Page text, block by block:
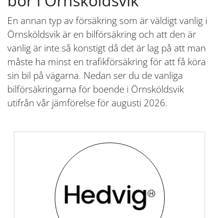
En annan typ av försäkring som är väldigt vanlig i
Örnsköldsvik är en bilförsäkring och att den är
vanlig är inte så konstigt då det är lag på att man
måste ha minst en trafikförsäkring för att få köra
sin bil på vägarna. Nedan ser du de vanliga
bilförsäkringarna för boende i Örnsköldsvik
utifrån vår jämförelse för augusti 2026.